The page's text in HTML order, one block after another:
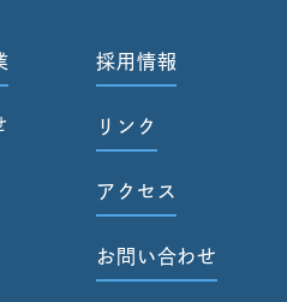
採用情報
リンク
アクセス
お問い合わせ